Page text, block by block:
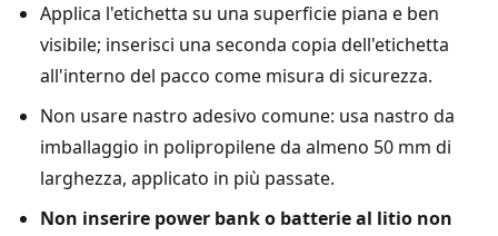
Applica l'etichetta su una superficie piana e ben
visibile; inserisci una seconda copia dell'etichetta
all'interno del pacco come misura di sicurezza.
Non usare nastro adesivo comune: usa nastro da
imballaggio in polipropilene da almeno 50 mm di
larghezza, applicato in più passate.
Non inserire power bank o batterie al litio non